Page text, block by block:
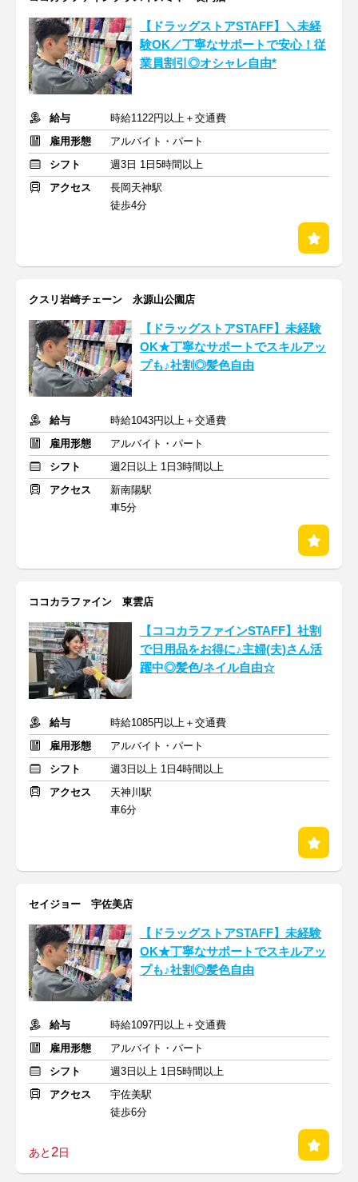
【ドラッグストアSTAFF】＼未経
験OK／丁寧なサポートで安心！従
業員割引◎オシャレ自由*
給与
時給1122円以上＋交通費
雇用形態
アルバイト・パート
シフト
週3日 1日5時間以上
アクセス
長岡天神駅
徒歩4分
クスリ岩崎チェーン 永源山公園店
【ドラッグストアSTAFF】未経験
OK★丁寧なサポートでスキルアッ
プも♪社割◎髪色自由
給与
時給1043円以上＋交通費
雇用形態
アルバイト・パート
シフト
週2日以上 1日3時間以上
アクセス
新南陽駅
車5分
ココカラファイン 東雲店
【ココカラファインSTAFF】社割
で日用品をお得に♪主婦(夫)さん活
躍中◎髪色/ネイル自由☆
給与
時給1085円以上＋交通費
雇用形態
アルバイト・パート
シフト
週3日以上 1日4時間以上
アクセス
天神川駅
車6分
セイジョー 宇佐美店
【ドラッグストアSTAFF】未経験
OK★丁寧なサポートでスキルアッ
プも♪社割◎髪色自由
給与
時給1097円以上＋交通費
雇用形態
アルバイト・パート
シフト
週3日以上 1日5時間以上
アクセス
宇佐美駅
徒歩6分
あと2日